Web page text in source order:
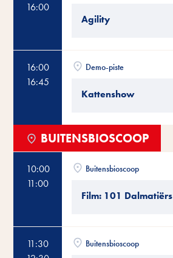
16:00
Agility
16:00
16:45
Demo-piste
Kattenshow
BUITENSBIOSCOOP
10:00
11:00
Buitensbioscoop
Film: 101 Dalmatiërs
11:30
Buitensbioscoop